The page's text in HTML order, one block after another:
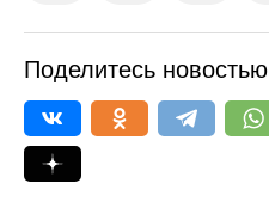
Поделитесь новостью